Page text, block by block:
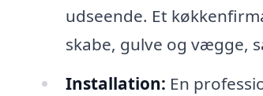
udseende. Et
skabe, gulve og vægge,
Installation: En